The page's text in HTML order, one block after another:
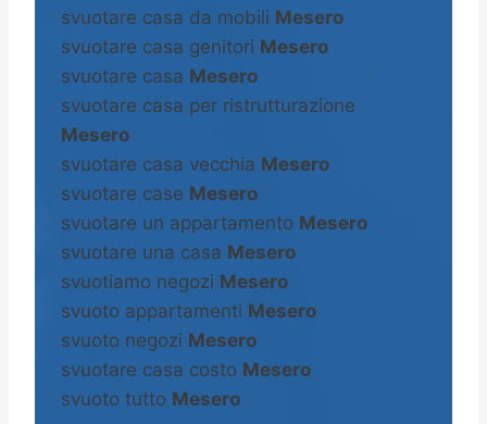
svuotare casa da mobili Mesero
svuotare casa genitori Mesero
svuotare casa Mesero
svuotare casa per ristrutturazione
Mesero
svuotare casa vecchia Mesero
svuotare case Mesero
svuotare un appartamento Mesero
svuotare una casa Mesero
svuotiamo negozi Mesero
svuoto appartamenti Mesero
svuoto negozi Mesero
svuotare casa costo Mesero
svuoto tutto Mesero